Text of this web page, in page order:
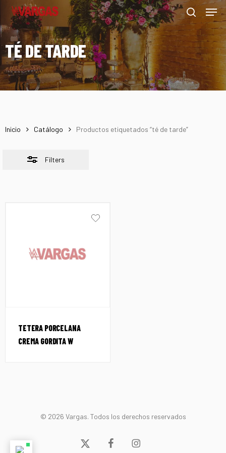
Skip
main
content
search
Menu
TÉ DE TARDE
Inicio Catálogo Productos etiquetados “té de tarde”
Filters
Close
Filters
TETERA PORCELANA
CREMA GORDITA W
© 2026 Vargas. Todos los derechos reservados
x-
facebookinstagram
Menu